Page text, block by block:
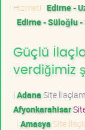
Hizmeti Edirne -
Edirne - Süloğlu
Güçlü
verdiğimiz
| AdanaSite
Afyonkarahisar
| Amasya Site